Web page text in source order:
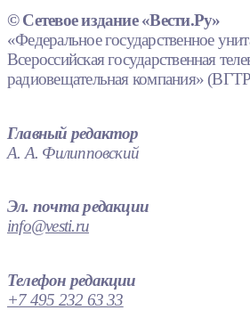
© Сетевое издание «Вести.Ру»
«Федеральное государственное
Всероссийская государственная
радиовещательная компания»
Главный редактор
А. А. Филипповский
Эл. почта редакции
info@vesti.ru
Телефон редакции
+7 495 232 63 33